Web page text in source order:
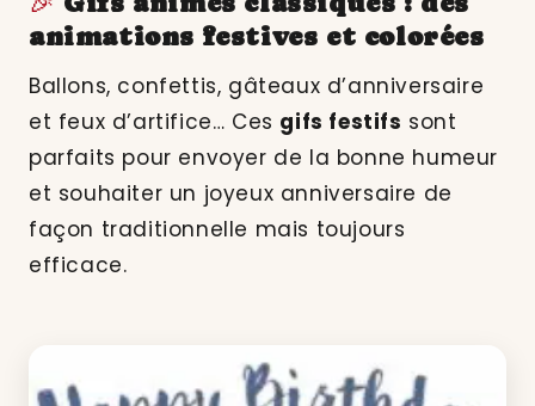
animations festives et colorées
Ballons, confettis, gâteaux d’anniversaire
et feux d’artifice… Ces gifs festifs sont
parfaits pour envoyer de la bonne humeur
et souhaiter un joyeux anniversaire de
façon traditionnelle mais toujours
efficace.